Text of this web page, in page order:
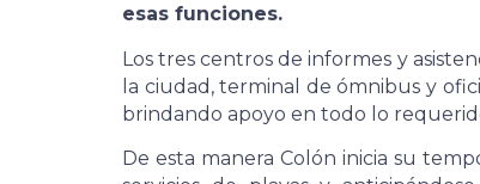
esas funciones.
Los tres centros de informes y
la ciudad, terminal de ómnibus y
brindando apoyo en todo lo
De esta manera Colón inicia su